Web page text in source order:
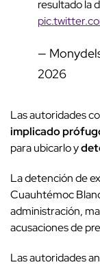
resultado la
—
2026
Las autoridades
implicado
para ubicarlo y
La detención de
Cuauhtémoc
administración,
acusaciones de
Las autoridades